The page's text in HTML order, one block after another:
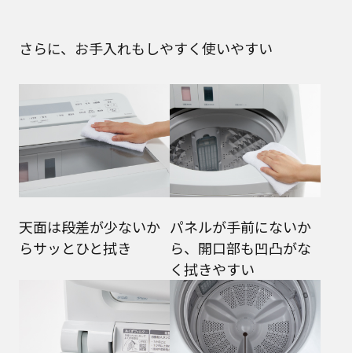
さらに、お手入れもしやすく使いやすい
天面は段差が少ないか
らサッとひと拭き
パネルが手前にないか
ら、開口部も凹凸がな
く拭きやすい